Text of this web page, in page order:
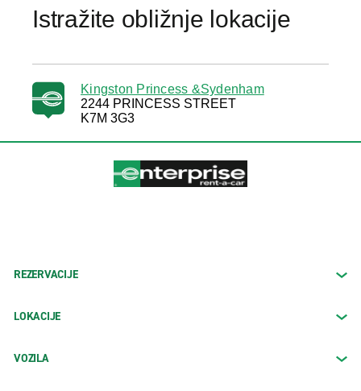
Istražite obližnje lokacije
Kingston Princess &Sydenham
2244 PRINCESS STREET
K7M 3G3
REZERVACIJE
LOKACIJE
VOZILA